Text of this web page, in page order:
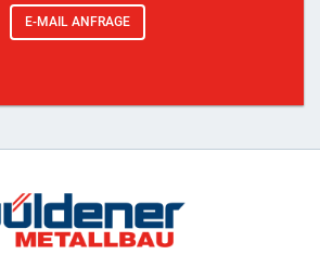
E-MAIL ANFRAGE